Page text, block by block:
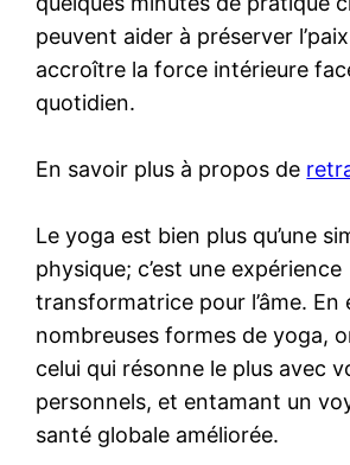
peuvent aider à préserver
accroître la force intérieure
quotidien.
En savoir plus à propos de
Le yoga est bien plus qu’une
physique; c’est une expérience
transformatrice pour l’âme. En
nombreuses formes de yoga,
celui qui résonne le plus avec
personnels, et entamant un
santé globale améliorée.